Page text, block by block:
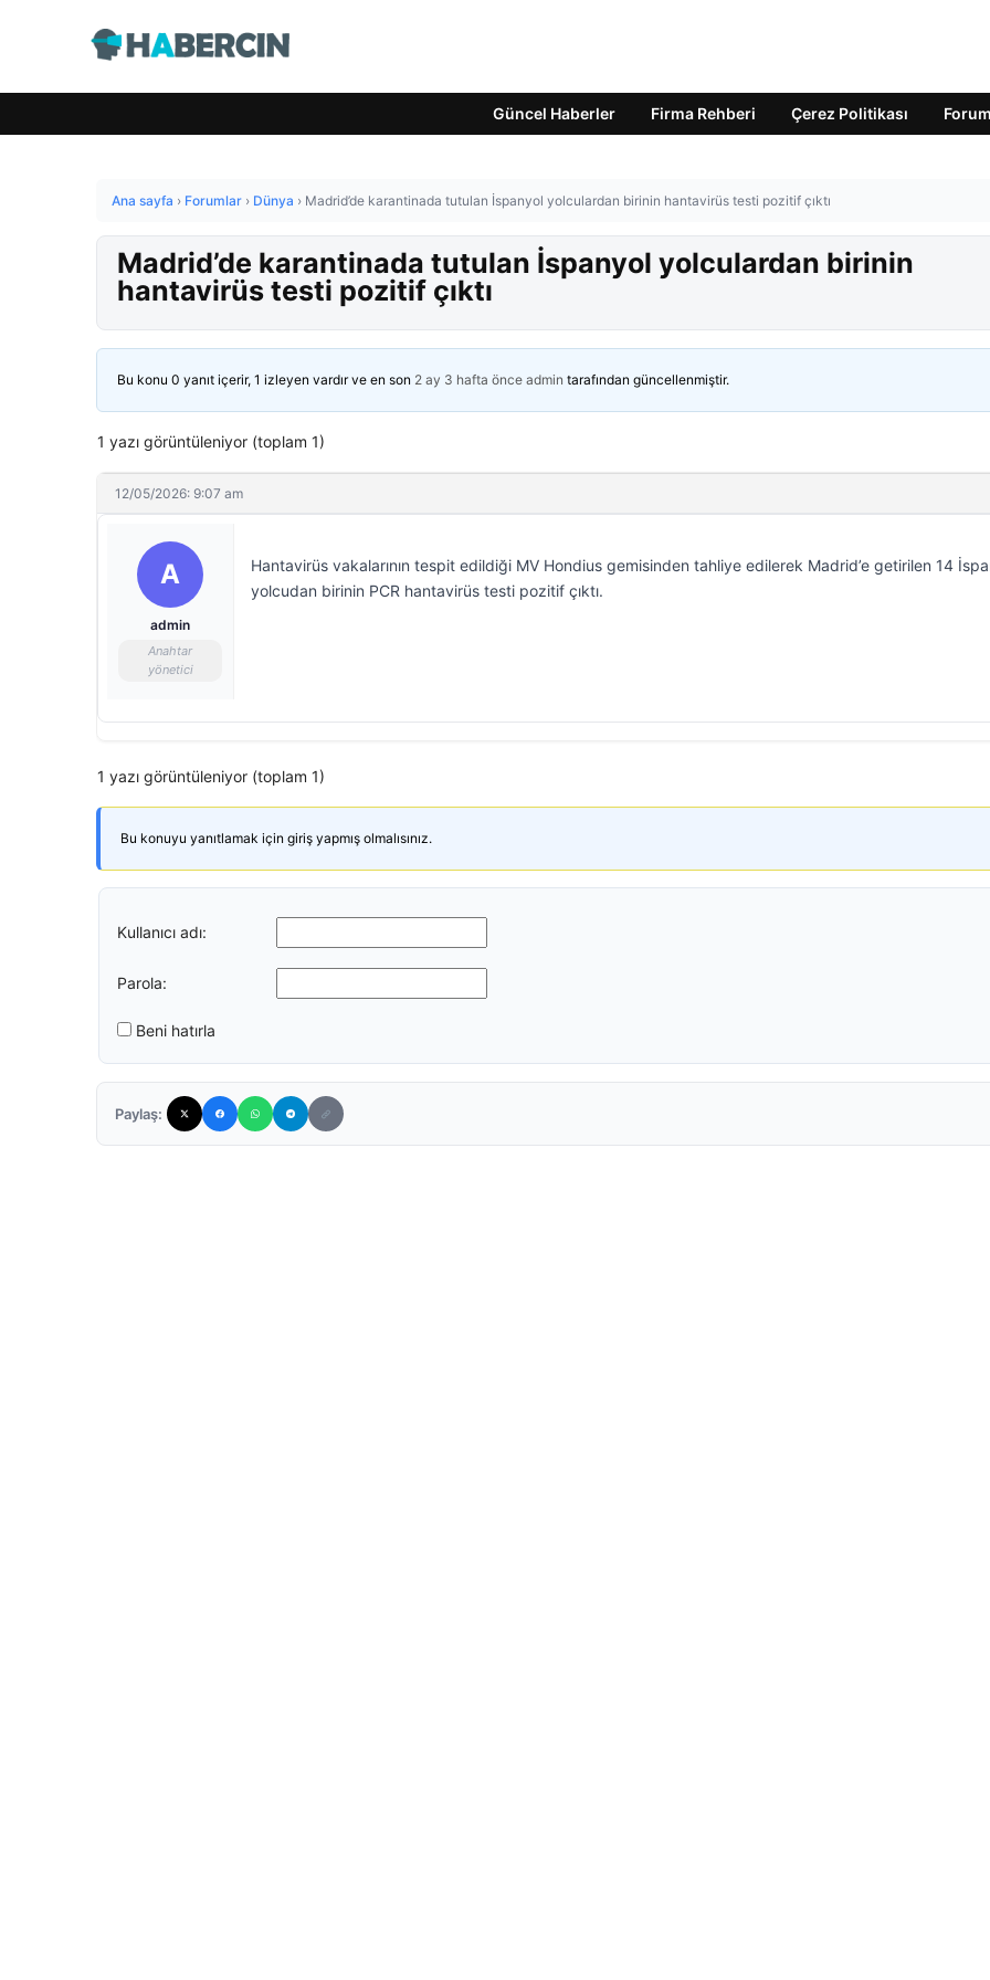
Güncel Haberler Firma Rehberi Çerez Politikası Forum
Ana sayfa › Forumlar › Dünya › Madrid’de karantinada tutulan İspanyol yolculardan birinin hantavirüs testi pozitif çıktı
Madrid’de karantinada tutulan İspanyol yolculardan birinin
hantavirüs testi pozitif çıktı
Bu konu 0 yanıt içerir, 1 izleyen vardır ve en son 2 ay 3 hafta önce admin tarafından güncellenmiştir.
1 yazı görüntüleniyor (toplam 1)
12/05/2026: 9:07 am
A
admin
Anahtar
yönetici
Hantavirüs vakalarının tespit edildiği MV Hondius gemisinden tahliye edilerek Madrid’e getirilen 14
yolcudan birinin PCR hantavirüs testi pozitif çıktı.
1 yazı görüntüleniyor (toplam 1)
Bu konuyu yanıtlamak için giriş yapmış olmalısınız.
Kullanıcı adı:
Parola:
Beni hatırla
Paylaş: